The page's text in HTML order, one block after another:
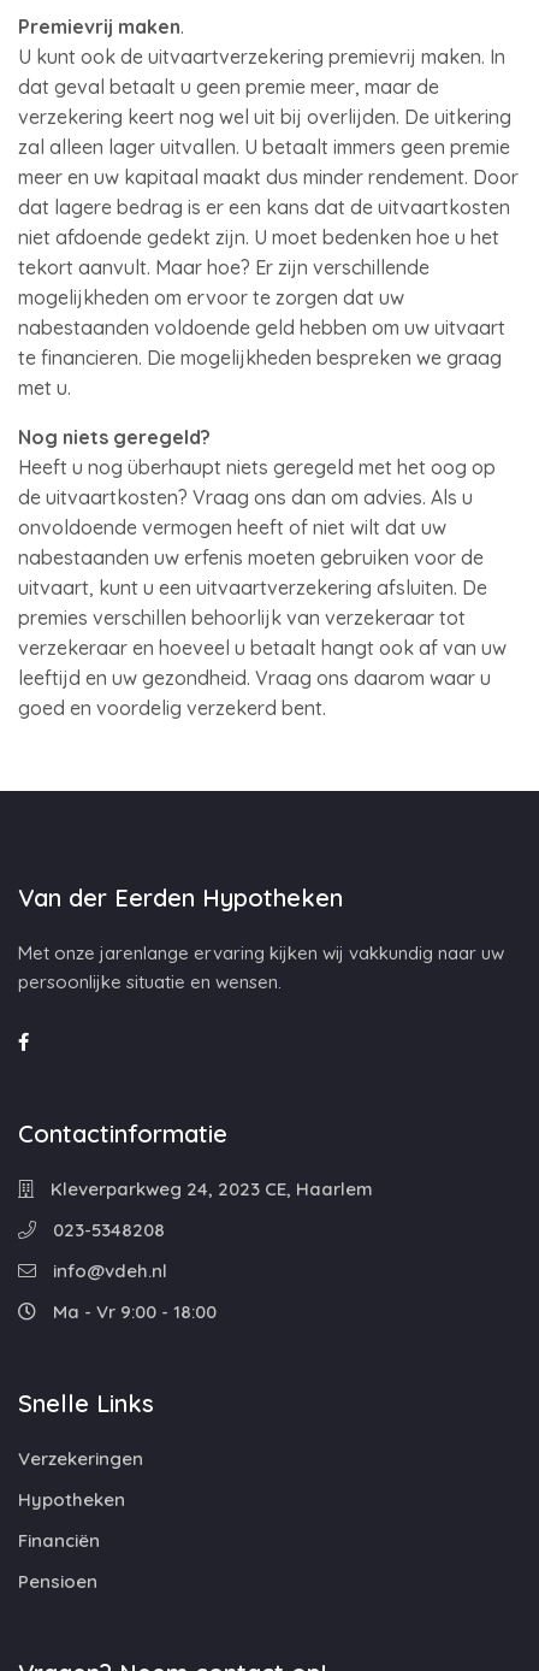
Premievrij maken.
U kunt ook de uitvaartverzekering premievrij maken. In
dat geval betaalt u geen premie meer, maar de
verzekering keert nog wel uit bij overlijden. De uitkering
zal alleen lager uitvallen. U betaalt immers geen premie
meer en uw kapitaal maakt dus minder rendement. Door
dat lagere bedrag is er een kans dat de uitvaartkosten
niet afdoende gedekt zijn. U moet bedenken hoe u het
tekort aanvult. Maar hoe? Er zijn verschillende
mogelijkheden om ervoor te zorgen dat uw
nabestaanden voldoende geld hebben om uw uitvaart
te financieren. Die mogelijkheden bespreken we graag
met u.
Nog niets geregeld?
Heeft u nog überhaupt niets geregeld met het oog op
de uitvaartkosten? Vraag ons dan om advies. Als u
onvoldoende vermogen heeft of niet wilt dat uw
nabestaanden uw erfenis moeten gebruiken voor de
uitvaart, kunt u een uitvaartverzekering afsluiten. De
premies verschillen behoorlijk van verzekeraar tot
verzekeraar en hoeveel u betaalt hangt ook af van uw
leeftijd en uw gezondheid. Vraag ons daarom waar u
goed en voordelig verzekerd bent.
Van der Eerden Hypotheken
Met onze jarenlange ervaring kijken wij vakkundig naar uw
persoonlijke situatie en wensen.
Contactinformatie
Kleverparkweg 24, 2023 CE, Haarlem
023-5348208
info@vdeh.nl
Ma - Vr 9:00 - 18:00
Snelle Links
Verzekeringen
Hypotheken
Financiën
Pensioen